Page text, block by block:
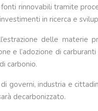
rinnovabili tramite
in ricerca e
delle materie
e l’adozione di
carbonio.
industria e
decarbonizzato.